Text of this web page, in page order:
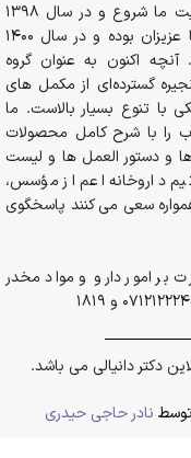
از سال 1394در قالب داروخانه حضوری مسئولیت ما شروع و در سال 1398
داروخانه به صورت شبانه روزی در خدمت شما عزیزان بوده و در سال 1400
آنچه اکنون به عنوان گروه
گسترده‌ای از مکمل های
با تنوع بسیار بالاست. ما
را با شرح کامل محصولات
و دستور العمل ها و لیست
داروخانه اعم از مؤسس،
سعی می کنند پاسخگوی
امور دارو و مواد مخدر
دکتر دانیالی می باشد.
نادر حاجی حیدری